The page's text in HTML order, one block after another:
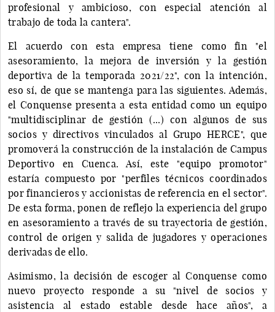
profesional y ambicioso, con especial atención al
trabajo de toda la cantera".
El acuerdo con esta empresa tiene como fin "el
asesoramiento, la mejora de inversión y la gestión
deportiva de la temporada 2021/22", con la intención,
eso sí, de que se mantenga para las siguientes. Además,
el Conquense presenta a esta entidad como un equipo
"multidisciplinar de gestión (...) con algunos de sus
socios y directivos vinculados al Grupo HERCE", que
promoverá la construcción de la instalación de Campus
Deportivo en Cuenca. Así, este "equipo promotor"
estaría compuesto por "perfiles técnicos coordinados
por financieros y accionistas de referencia en el sector".
De esta forma, ponen de reflejo la experiencia del grupo
en asesoramiento a través de su trayectoria de gestión,
control de origen y salida de jugadores y operaciones
derivadas de ello.
Asimismo, la decisión de escoger al Conquense como
nuevo proyecto responde a su "nivel de socios y
asistencia al estado estable desde hace años", a